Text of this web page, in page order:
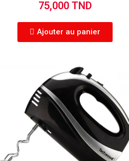
75,000 TND
Ajouter au panier